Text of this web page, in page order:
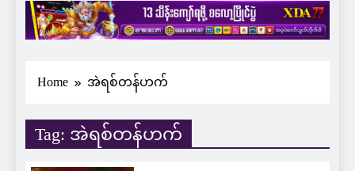
Home အဲရစ်တန်ဟက်
Tag: အဲရစ်တန်ဟက်